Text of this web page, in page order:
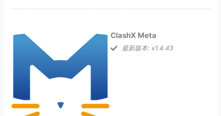
ClashX Meta
最新版本: v1.4.43